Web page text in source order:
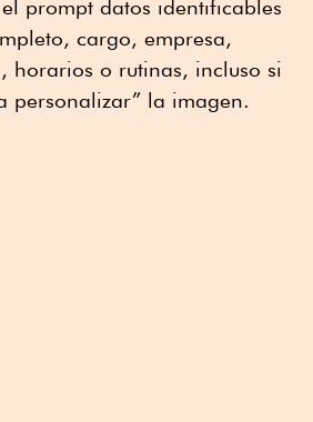
prompt datos identificables
cargo, empresa,
horarios o rutinas, incluso si
personalizar” la imagen.